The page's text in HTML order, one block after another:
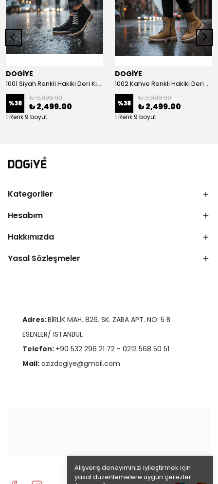
Alışveriş deneyiminizi iyileştirmek için
yasal düzenlemelere uygun çerezler
DOGİYE
1001 Siyah Renkli Hakiki Deri Kışlık Bot
%38
₺ 3,999.00
₺ 2,499.00
1 Renk 9 boyut
DOGİYE
1002 Kahve Renkli Hakiki Deri Kışlık Bot
%38
₺ 3,999.00
₺ 2,499.00
1 Renk 9 boyut
Kategoriler
Hesabım
Hakkımızda
Yasal Sözleşmeler
Adres:BİRLİK MAH. 826. SK. ZARA APT. NO: 5 B
ESENLER/ İSTANBUL
Telefon: +90 532 296 21 72 - 0212 568 50 51
Mail: azizdogiye@gmail.com